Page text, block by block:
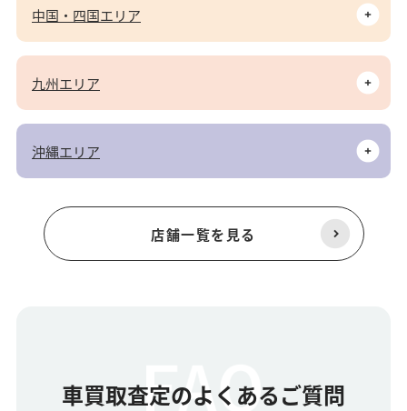
中国・四国エリア
九州エリア
沖縄エリア
店舗一覧を見る
車買取査定のよくあるご質問